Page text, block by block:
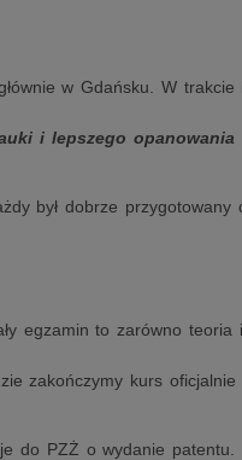
w Gdańsku. W trakcie
i lepszego opanowania
był dobrze przygotowany
egzamin to zarówno teoria i
zakończymy kurs oficjalnie
do PZŻ o wydanie patentu.